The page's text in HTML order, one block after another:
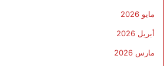
مايو 2026
أبريل 2026
مارس 2026